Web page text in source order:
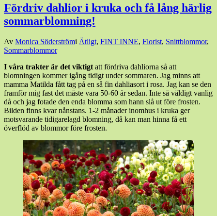
Fördriv dahlior i kruka och få lång härlig
sommarblomning!
Den
9
20219
april,
2021
Av Monica Söderströmi Ätligt, FINT INNE, Florist, Snittblommor,
Sommarblommor
I våra trakter är det viktigt att fördriva dahliorna så att
blomningen kommer igång tidigt under sommaren. Jag minns att
mamma Matilda fått tag på en så fin dahliasort i rosa. Jag kan se den
framför mig fast det måste vara 50-60 år sedan. Inte så väldigt vanlig
då och jag fotade den enda blomma som hann slå ut före frosten.
Bilden finns kvar nånstans. 1-2 månader inomhus i kruka ger
motsvarande tidigarelagd blomning, då kan man hinna få ett
överflöd av blommor före frosten.